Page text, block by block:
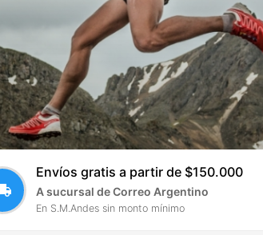
Envíos gratis a partir de $150.000
A sucursal de Correo Argentino
En S.M.Andes sin monto mínimo